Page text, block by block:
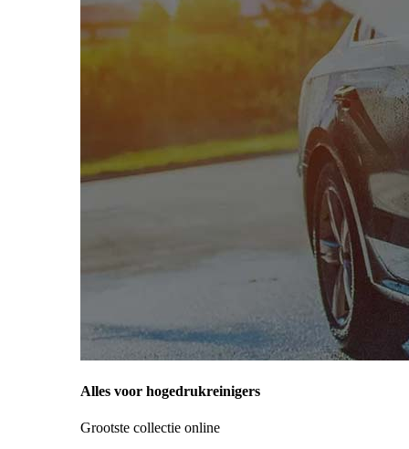
Alles voor hogedrukreinigers
Grootste collectie online